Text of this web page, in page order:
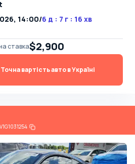
14:00/6 д : 7 г : 16 хв
ставка$2,900
Точна вартість авто в Україні